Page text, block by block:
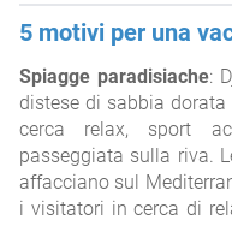
5 motivi per una
Spiagge paradisiache:
distese di sabbia
cerca relax, sport
passeggiata sulla riva.
affacciano sul
i visitatori in cerca di